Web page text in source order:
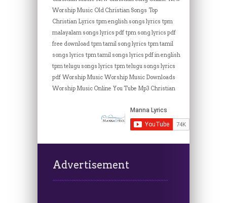
Worship Music Old Christian Songs Top
Christian Lyrics tpm english songs lyrics tpm
malayalam songs lyrics pdf tpm song lyrics pdf
free download tpm tamil song lyrics tpm tamil
songs lyrics tpm tamil songs lyrics pdf in english
tpm telugu songs lyrics tpm telugu songs lyrics
pdf Worship Music Worship Music Downloads
Worship Music Online You Tube Mp3 Christian
Advertisement